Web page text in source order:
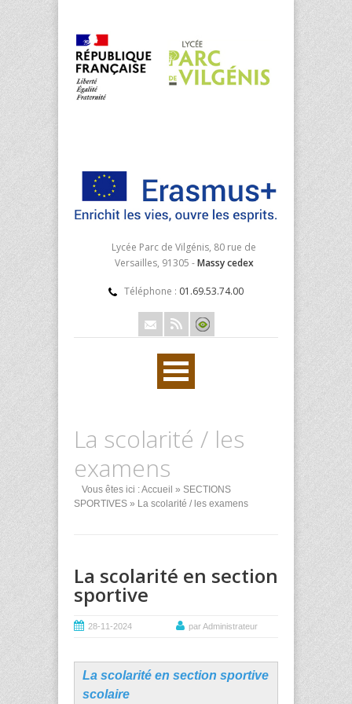
Lycée Parc de Vilgénis, 80 rue de
Versailles, 91305 -Massy cedex
Téléphone : 01.69.53.74.00
La scolarité / les
examens
Vous êtes ici :Accueil » SECTIONS
SPORTIVES » La scolarité / les examens
La scolarité en section
sportive
28-11-2024 par Administrateur
La scolarité en section sportive
scolaire